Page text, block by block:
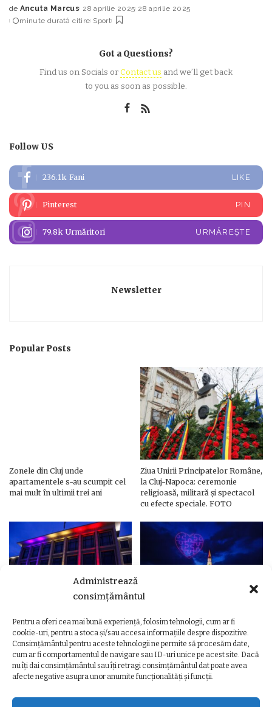
Administrează
consimțământul
Pentru a oferi cea mai bună experiență, folosim tehnologii, cum ar fi
cookie-uri, pentru a stoca și/sau accesa informațiile despre dispozitive.
Consimțământul pentru aceste tehnologii ne permite să procesăm date,
cum ar fi comportamentul de navigare sau ID-uri unice pe acest site. Dacă
nu îți dai consimțământul sau îți retragi consimțământul dat poate avea
afecte negative asupra unor anumite funcționalități și funcții.
Posted
by
de Ancuta Marcus 28 aprilie 2025 28 aprilie 2025
minute durată citire Sport
Got a Questions?
Find us on Socials orContact us and we’ll get back
to you as soon as possible.
Follow US
236.1k Fani LIKE
Pinterest PIN
79.8k Urmăritori URMĂREȘTE
Newsletter
Popular Posts
Zonele din Cluj unde
apartamentele s-au scumpit cel
mai mult în ultimii trei ani
Ziua Unirii Principatelor Române,
la Cluj-Napoca: ceremonie
religioasă, militară și spectacol
cu efecte speciale. FOTO
Ziua Unirii Principatelor Române
– Clădiri și poduri din Cluj,
iluminate în culorile drapelului
Ziua Unirii la Cluj-Napoca.
Programul complet al
evenimentelor